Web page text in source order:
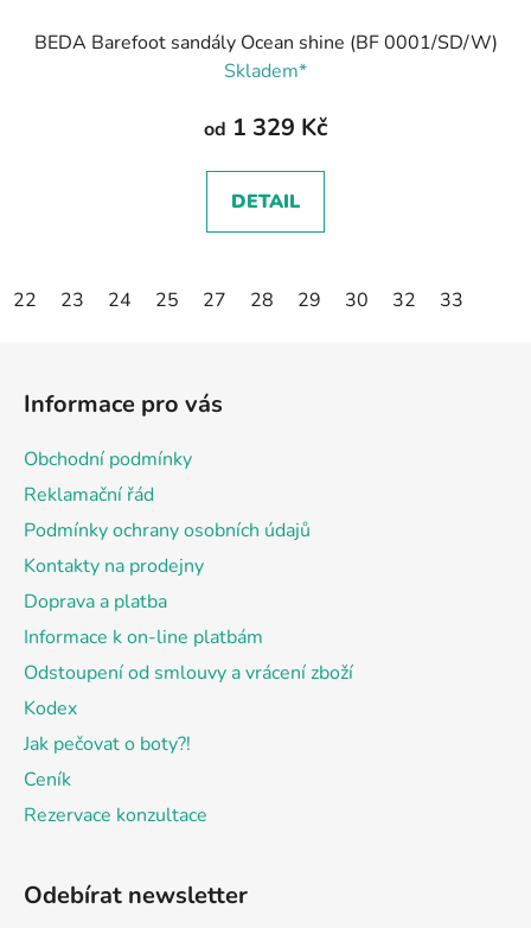
BEDA Barefoot sandály Ocean shine (BF 0001/SD/W)
Skladem*
od 1 329 Kč
DETAIL
22 23 24 25 27 28 29 30 32 33
Informace pro vás
Obchodní podmínky
Reklamační řád
Podmínky ochrany osobních údajů
Kontakty na prodejny
Doprava a platba
Informace k on-line platbám
Odstoupení od smlouvy a vrácení zboží
Kodex
Jak pečovat o boty?!
Ceník
Rezervace konzultace
Odebírat newsletter